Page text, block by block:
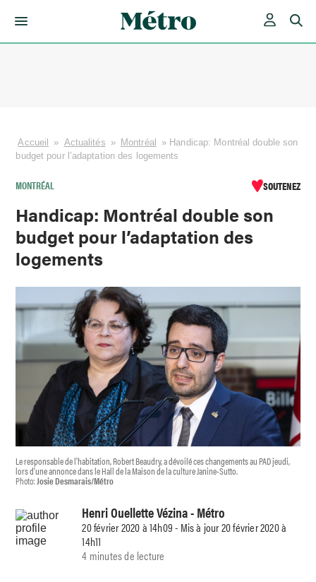
Accueil » Actualités » Montréal » Handicap: Montréal double son
budget pour l’adaptation des logements
MONTRÉAL SOUTENEZ
Handicap: Montréal double son
budget pour l’adaptation des
logements
Le responsable de l'habitation, Robert Beaudry, a dévoilé ces changements au PAD jeudi,
lors d'une annonce dans le Hall de la Maison de la culture Janine-Sutto.
Photo:Josie Desmarais/Métro
Henri Ouellette Vézina- Métro
20 février 2020 à 14h09 - Mis à jour 20 février 2020 à
14h11
4 minutes de lecture